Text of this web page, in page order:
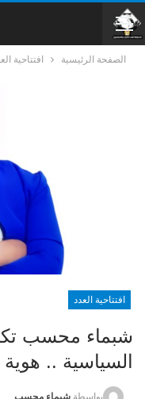
الصفحة الرئيسية افتتاحية
افتتاحية العدد
شبماء محسب
السياسية .. هوية